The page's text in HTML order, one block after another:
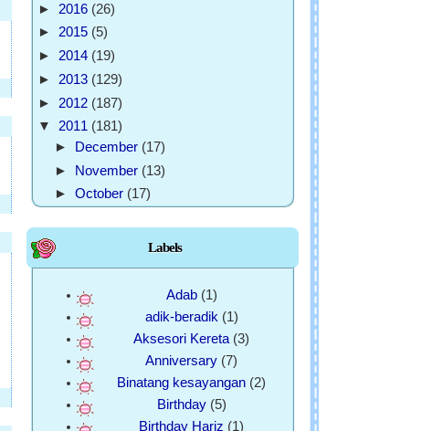
► 2016 (26)
► 2015 (5)
► 2014 (19)
► 2013 (129)
► 2012 (187)
▼ 2011 (181)
►
December (17)
►
November (13)
► October (17)
►
►July(21)
June
Harta Pusaka Nenek
WORDLESS WEDNESDAY
bagaimana cara basuhan di kedai
dobi er???
jelesla nak jugak!!!
sekadar luahan hati..tiada niat lain.
Labels
Adab (1)
adik-beradik (1)
Aksesori Kereta (3)
Anniversary (7)
Binatang kesayangan (2)
Birthday (5)
Birthday Hariz (1)